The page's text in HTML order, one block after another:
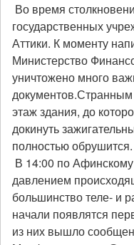
Во время
государственных
Аттики. К моменту
Министерство
уничтожено много
документов.Странным
этаж здания, до
докинуть
полностью обрушится.
В 14:00 по
давлением
большинство теле- и
начали появлятся
из них вышло